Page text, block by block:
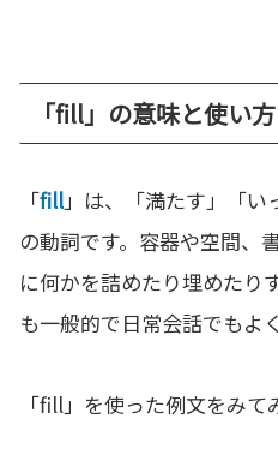
「fill」の意味と使い方
「fill」は、「満たす」「い
の動詞です。容器や空間、
に何かを詰めたり埋めたり
も一般的で日常会話でもよ
「fill」を使った例文をみて